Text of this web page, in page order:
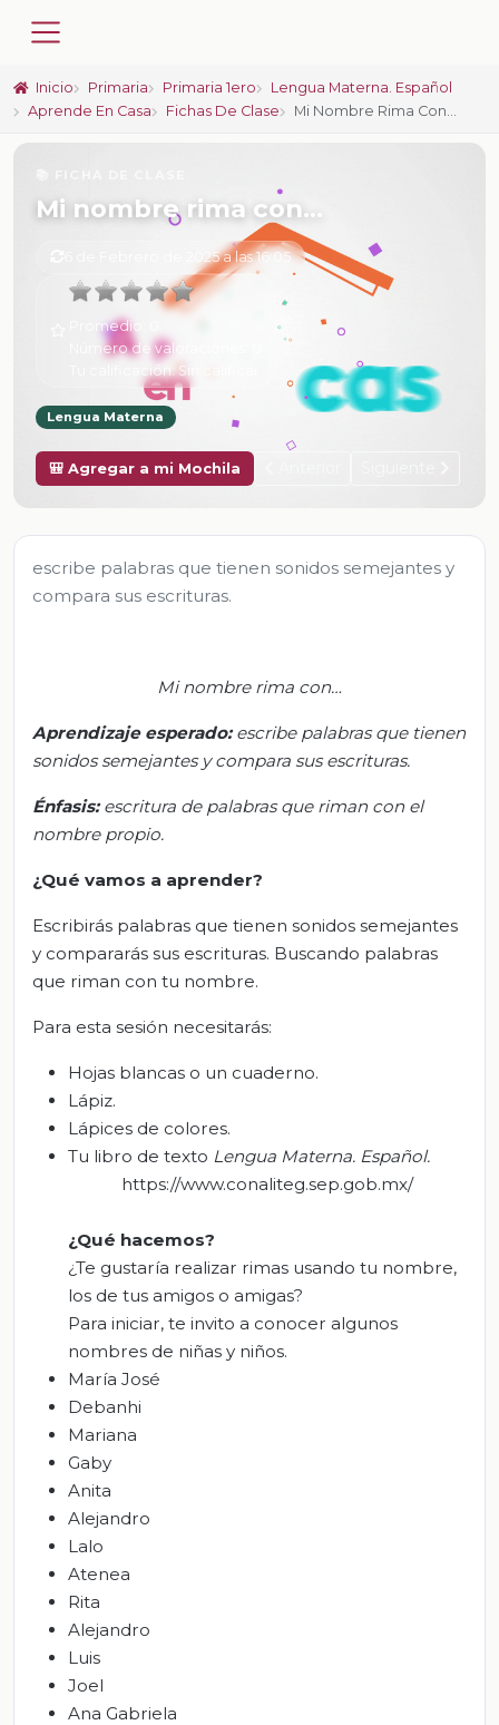
Inicio Primaria Primaria 1ero
Lengua Materna. Español
Aprende En Casa
Fichas De Clase Mi Nombre Rima Con…
Mi nombre rima con…
6 de Febrero de 2025 a las 16:05
Promedio:
Número de valoraciones:
Tu calificación:Sin calificar
Lengua Materna
🎒 Agregar a mi Mochila
escribe palabras que tienen sonidos semejantes y
compara sus escrituras.
Mi nombre rima con…
Aprendizaje esperado:escribe palabras que tienen
sonidos semejantes y compara sus escrituras.
Énfasis:escritura de palabras que riman con el
nombre propio.
¿Qué vamos a aprender?
Escribirás palabras que tienen sonidos semejantes
y compararás sus escrituras. Buscando palabras
que riman con tu nombre.
Para esta sesión necesitarás:
Hojas blancas o un cuaderno.
Lápiz.
Lápices de colores.
Tu libro de texto Lengua Materna. Español.
https://www.conaliteg.sep.gob.mx/
¿Qué hacemos?
¿Te gustaría realizar rimas usando tu nombre,
los de tus amigos o amigas?
Para iniciar, te invito a conocer algunos
nombres de niñas y niños.
María José
Debanhi
Mariana
Gaby
Anita
Alejandro
Lalo
Atenea
Rita
Alejandro
Luis
Joel
Ana Gabriela